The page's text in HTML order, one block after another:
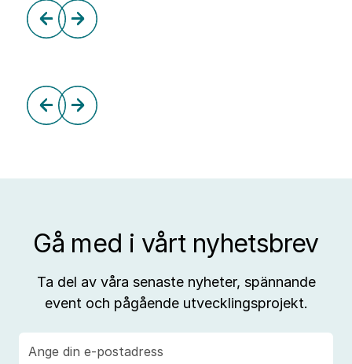
Gå med i vårt nyhetsbrev
Ta del av våra senaste nyheter, spännande
event och pågående utvecklingsprojekt.
post